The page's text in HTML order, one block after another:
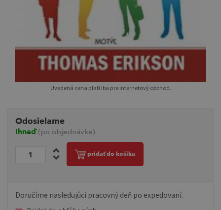
Uvedená cena platí iba pre internetový obchod.
Odosielame
Ihneď(po objednávke)
pridať do košíka
Doručíme nasledujúci pracovný deň po expedovaní.